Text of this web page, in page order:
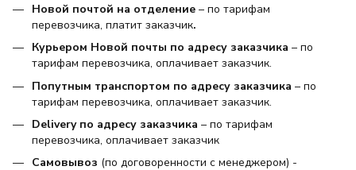
Новой почтой на отделение – по тарифам
перевозчика, платит заказчик.
Курьером Новой почты по адресу заказчика – по
тарифам перевозчика, оплачивает заказчик.
Попутным транспортом по адресу заказчика – по
тарифам перевозчика, оплачивает заказчик.
Delivery по адресу заказчика – по тарифам
перевозчика, оплачивает заказчик
Самовывоз (по договоренности с менеджером) -